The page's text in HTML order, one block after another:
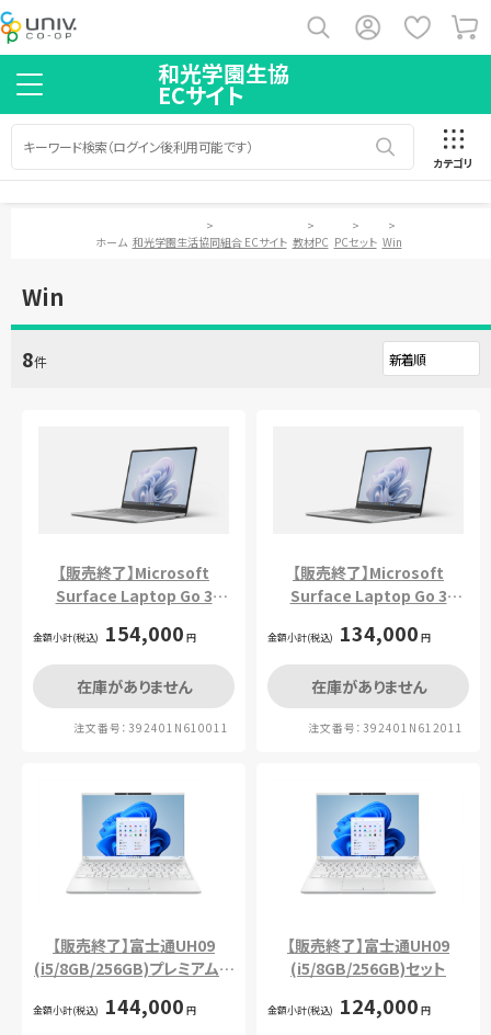
和光学園生協
ECサイト
カテゴリ
ホーム
>
和光学園生活協同組合 ECサイト
>
教材PC
>
PCセット
>
Win
Win
8件
【販売終了】Microsoft
Surface Laptop Go 3
セット
金額小計(税込) 154,000 円
在庫がありません
注文番号：392401N610011
【販売終了】Microsoft
Surface Laptop Go 3
金額小計(税込) 134,000 円
在庫がありません
注文番号：392401N612011
【販売終了】富士通UH09
(i5/8GB/256GB)プレミアムセ
金額小計(税込) 144,000 円
【販売終了】富士通UH09
(i5/8GB/256GB)セット
金額小計(税込) 124,000 円